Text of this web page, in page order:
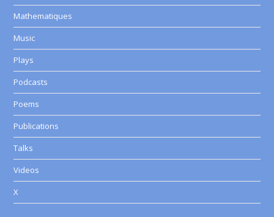
Mathematiques
Music
Plays
Podcasts
Poems
Publications
Talks
Videos
X